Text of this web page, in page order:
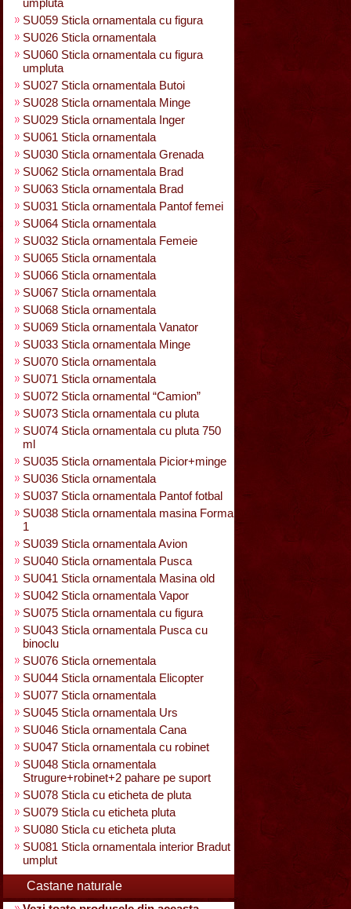
umpluta
SU059 Sticla ornamentala cu figura
SU026 Sticla ornamentala
SU060 Sticla ornamentala cu figura
umpluta
SU027 Sticla ornamentala Butoi
SU028 Sticla ornamentala Minge
SU029 Sticla ornamentala Inger
SU061 Sticla ornamentala
SU030 Sticla ornamentala Grenada
SU062 Sticla ornamentala Brad
SU063 Sticla ornamentala Brad
SU031 Sticla ornamentala Pantof femei
SU064 Sticla ornamentala
SU032 Sticla ornamentala Femeie
SU065 Sticla ornamentala
SU066 Sticla ornamentala
SU067 Sticla ornamentala
SU068 Sticla ornamentala
SU069 Sticla ornamentala Vanator
SU033 Sticla ornamentala Minge
SU070 Sticla ornamentala
SU071 Sticla ornamentala
SU072 Sticla ornamental “Camion”
SU073 Sticla ornamentala cu pluta
SU074 Sticla ornamentala cu pluta 750
ml
SU035 Sticla ornamentala Picior+minge
SU036 Sticla ornamentala
SU037 Sticla ornamentala Pantof fotbal
SU038 Sticla ornamentala masina Forma
1
SU039 Sticla ornamentala Avion
SU040 Sticla ornamentala Pusca
SU041 Sticla ornamentala Masina old
SU042 Sticla ornamentala Vapor
SU075 Sticla ornamentala cu figura
SU043 Sticla ornamentala Pusca cu
binoclu
SU076 Sticla ornementala
SU044 Sticla ornamentala Elicopter
SU077 Sticla ornamentala
SU045 Sticla ornamentala Urs
SU046 Sticla ornamentala Cana
SU047 Sticla ornamentala cu robinet
SU048 Sticla ornamentala
Strugure+robinet+2 pahare pe suport
SU078 Sticla cu eticheta de pluta
SU079 Sticla cu eticheta pluta
SU080 Sticla cu eticheta pluta
SU081 Sticla ornamentala interior Bradut
umplut
Castane naturale